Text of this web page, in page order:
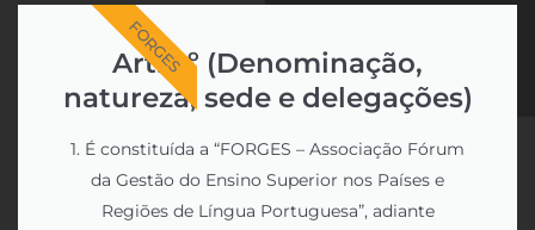
Art. 1.º (Denominação,
natureza, sede e delegações)
1. É constituída a “FORGES – Associação Fórum
da Gestão do Ensino Superior nos Países e
Regiões de Língua Portuguesa”, adiante
FORGES